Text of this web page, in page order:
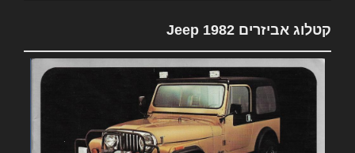
קטלוג אביזרים 1982 Jeep